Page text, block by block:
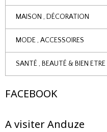
MAISON , DÉCORATION
MODE , ACCESSOIRES
SANTÉ , BEAUTÉ & BIEN ETRE
FACEBOOK
A visiter Anduze